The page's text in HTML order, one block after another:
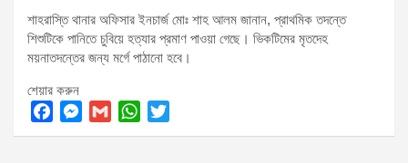
শাহরাস্তি থানার অফিসার ইনচার্জ মোঃ শাহ আলম জানান, প্রাথমিক তদন্তে
শিশুটিকে পানিতে চুবিয়ে হত্যার প্রমাণ পাওয়া গেছে। ভিকটিমের মৃতদেহ
ময়নাতদন্তের জন্য মর্গে পাঠানো হবে।
শেয়ার করুন
F
M
G
W
T